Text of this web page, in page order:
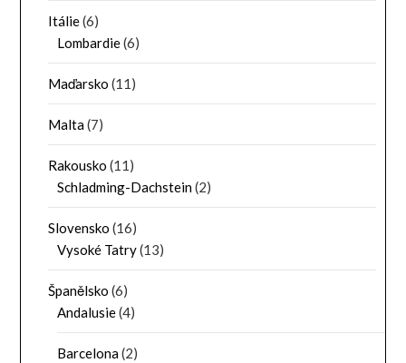
Itálie(6)
Lombardie(6)
Maďarsko (11)
Malta(7)
Rakousko (11)
Schladming-Dachstein(2)
Slovensko (16)
Vysoké Tatry(13)
Španělsko (6)
Andalusie(4)
Barcelona(2)